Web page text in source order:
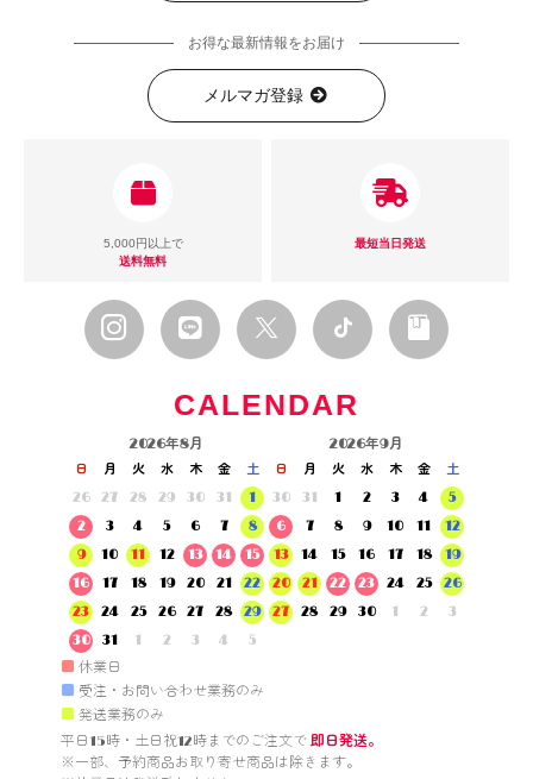
お得な最新情報をお届け
メルマガ登録
5,000円以上で
送料無料
最短当日発送
CALENDAR
2026年8月
日 月 火 水 木 金
土
26
27 28 29 30 31
1
2
3 4 5 6 7
8
9
10 11 12 13 14
15
16
17 18 19 20 21
22
23
24 25 26 27 28
29
30
31 1 2 3 4 5
2026年9月
日 月 火 水 木 金
土
30
31 1 2 3 4
5
6
7 8 9 10 11
12
13
14 15 16 17 18
19
20
21 22 23 24 25
26
27
28 29 30 1 2 3
■ 休業日
■ 受注・お問い合わせ業務のみ
■ 発送業務のみ
平日15時・土日祝12時までのご注文で 即日発送。
※一部、予約商品お取り寄せ商品は除きます。